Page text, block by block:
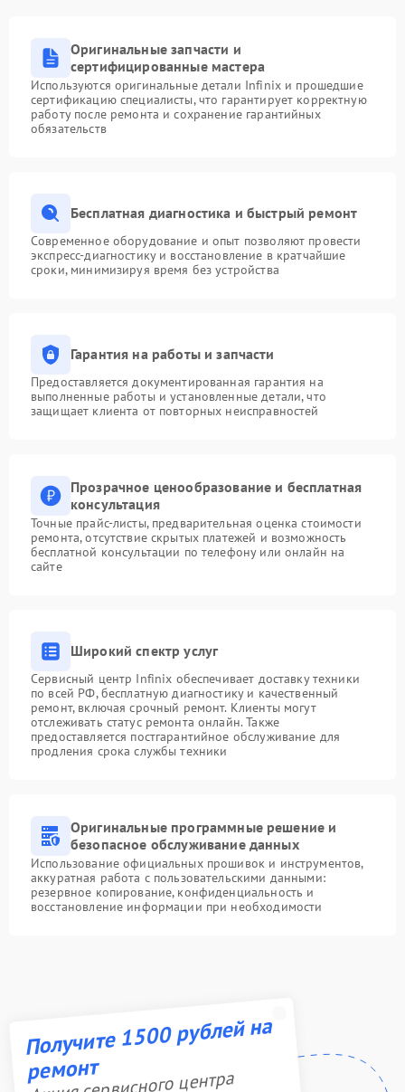
Оригинальные запчасти и
сертифицированные мастера
Используются оригинальные детали Infinix и прошедшие
сертификацию специалисты, что гарантирует корректную
работу после ремонта и сохранение гарантийных
обязательств
Бесплатная диагностика и быстрый ремонт
Современное оборудование и опыт позволяют провести
экспресс-диагностику и восстановление в кратчайшие
сроки, минимизируя время без устройства
Гарантия на работы и запчасти
Предоставляется документированная гарантия на
выполненные работы и установленные детали, что
защищает клиента от повторных неисправностей
Прозрачное ценообразование и бесплатная
консультация
Точные прайс-листы, предварительная оценка стоимости
ремонта, отсутствие скрытых платежей и возможность
бесплатной консультации по телефону или онлайн на
сайте
Широкий спектр услуг
Сервисный центр Infinix обеспечивает доставку техники
по всей РФ, бесплатную диагностику и качественный
ремонт, включая срочный ремонт. Клиенты могут
отслеживать статус ремонта онлайн. Также
предоставляется постгарантийное обслуживание для
продления срока службы техники
Оригинальные программные решение и
безопасное обслуживание данных
Использование официальных прошивок и инструментов,
аккуратная работа с пользовательскими данными:
резервное копирование, конфиденциальность и
восстановление информации при необходимости
Получите 1500 рублей на
ремонт